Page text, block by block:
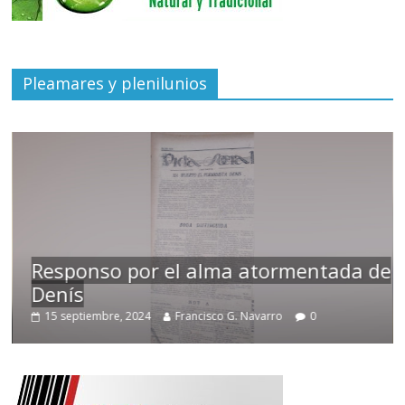
Pleamares y plenilunios
de
0
Temprano oficio de lector
2 noviembre, 2024 Francisco G. Navarro